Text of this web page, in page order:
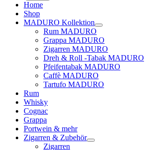
Home
Shop
MADURO Kollektion
Rum MADURO
Grappa MADURO
Zigarren MADURO
Dreh & Roll -Tabak MADURO
Pfeifentabak MADURO
Caffè MADURO
Tartufo MADURO
Rum
Whisky
Cognac
Grappa
Portwein & mehr
Zigarren & Zubehör
Zigarren